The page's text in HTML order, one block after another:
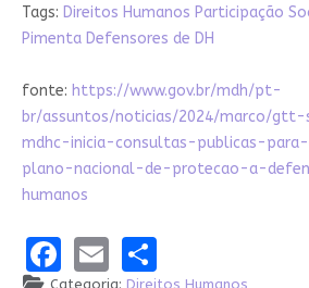
Tags: Direitos Humanos Participação
Pimenta Defensores de DH
fonte: https://www.gov.br/mdh/pt-
br/assuntos/noticias/2024/marco/
mdhc-inicia-consultas-publicas-
plano-nacional-de-protecao-a-
humanos
Facebook
EmailShare
Categoria: Direitos Humanos